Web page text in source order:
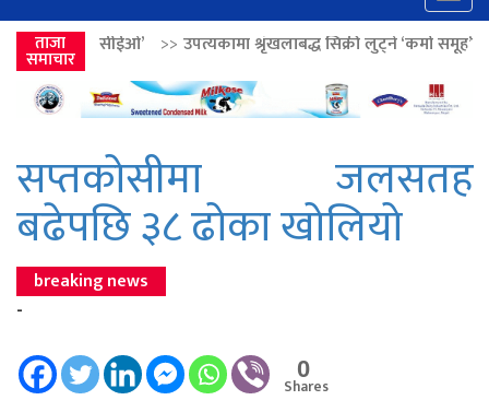
ताजा
समाचार
>>उपत्यकामा श्रृंखलाबद्ध सिक्री लुट्ने ‘कर्मा समूह’का नाइकेसहित पाँच
सप्तकोसीमा जलसतह
बढेपछि ३८ ढोका खोलियो
breaking news
-
0
Shares